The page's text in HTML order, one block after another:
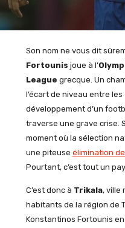
Son nom ne vous dit
Fortounis joue à l’
League grecque. Un
l’écart de niveau entre
développement d’un
traverse une grave crise.
moment où la sélection
une piteuse élimination de
Pourtant, c’est tout un
C’est donc à Trikala, ville
habitants de la région de
Konstantinos Fortounis